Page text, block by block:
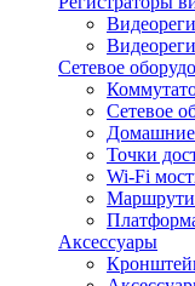
Сетевое
Сетевое
Точки
Wi-Fi
Аксессуары